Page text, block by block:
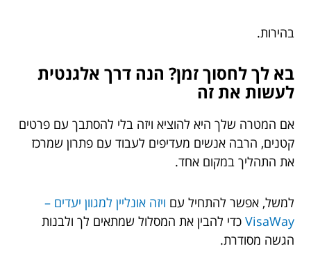
בהירות.
בא לך לחסוך זמן? הנה דרך אלגנטית
לעשות את זה
אם המטרה שלך היא להוציא ויזה בלי להסתבך עם פרטים
קטנים, הרבה אנשים מעדיפים לעבוד עם פתרון שמרכז
את התהליך במקום אחד.
למשל, אפשר להתחיל עם ויזה אונליין למגוון יעדים –
VisaWay כדי להבין את המסלול שמתאים לך ולבנות
הגשה מסודרת.